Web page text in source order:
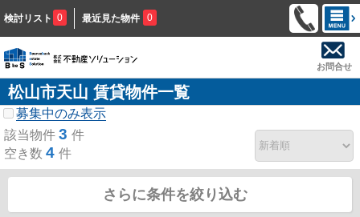
検討リスト 0 最近見た物件 0
お問合せ
松山市天山 賃貸物件一覧
募集中のみ表示
該当物件 3 件
空き数 4 件
さらに条件を絞り込む